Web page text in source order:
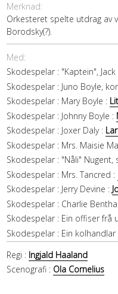
Merknad:
Orkesteret spelte utdrag av
Borodsky(?).
Med:
Skodespelar : "Kaptein",
Skodespelar : Juno Boyle,
Skodespelar : Mary Boyle :
Skodespelar : Johnny Boyle :
Skodespelar : Joxer Daly :
Skodespelar : Mrs. Maisie
Skodespelar : "Nåli" Nugent,
Skodespelar : Mrs. Tancred :
Skodespelar : Jerry Devine :
Skodespelar : Charlie
Skodespelar : Ein offiser frå
Skodespelar : Ein kolhandlar
Regi : Ingjald Haaland
Scenografi : Ola Cornelius